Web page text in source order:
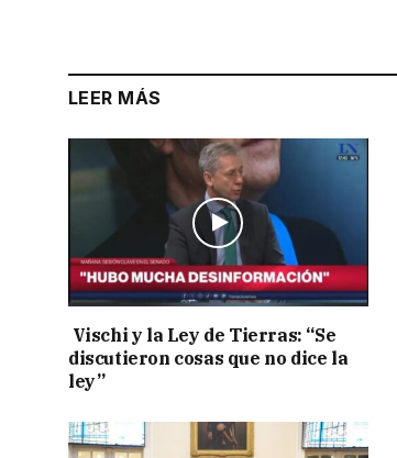
LEER MÁS
Vischi y la Ley de Tierras: “Se
discutieron cosas que no dice la
ley”